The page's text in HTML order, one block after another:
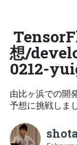
想/
0212-
由比ヶ浜での開
予想に挑戦しま